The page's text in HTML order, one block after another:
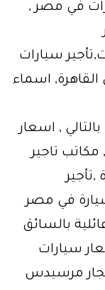
في مصر ,
سيارات
اسماء
, اسعار
مكاتب تاجير
,تأجير
في مصر
بالسائق
سيارات
مرسيدس